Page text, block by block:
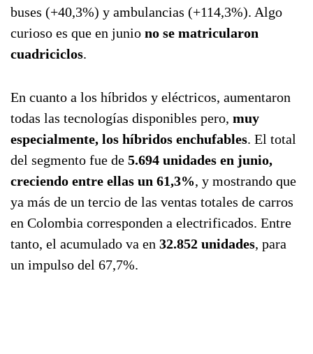
buses (+40,3%) y ambulancias (+114,3%). Algo
curioso es que en junio no se matricularon
cuadriciclos.
En cuanto a los híbridos y eléctricos, aumentaron
todas las tecnologías disponibles pero, muy
especialmente, los híbridos enchufables. El total
del segmento fue de 5.694 unidades en junio,
creciendo entre ellas un 61,3%, y mostrando que
ya más de un tercio de las ventas totales de carros
en Colombia corresponden a electrificados. Entre
tanto, el acumulado va en 32.852 unidades, para
un impulso del 67,7%.